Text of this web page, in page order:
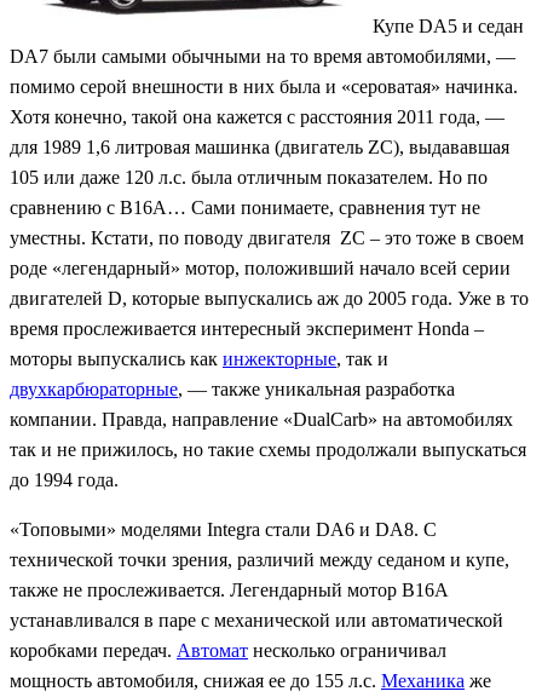
Купе DA5 и седан
DA7 были самыми обычными на то время автомобилями, —
помимо серой внешности в них была и «сероватая» начинка.
Хотя конечно, такой она кажется с расстояния 2011 года, —
для 1989 1,6 литровая машинка (двигатель ZC), выдававшая
105 или даже 120 л.с. была отличным показателем. Но по
сравнению с B16A… Сами понимаете, сравнения тут не
уместны. Кстати, по поводу двигателя ZC – это тоже в своем
роде «легендарный» мотор, положивший начало всей серии
двигателей D, которые выпускались аж до 2005 года. Уже в то
время прослеживается интересный эксперимент Honda –
моторы выпускались как инжекторные, так и
двухкарбюраторные, — также уникальная разработка
компании. Правда, направление «DualCarb» на автомобилях
так и не прижилось, но такие схемы продолжали выпускаться
до 1994 года.
«Топовыми» моделями Integra стали DA6 и DA8. C
технической точки зрения, различий между седаном и купе,
также не прослеживается. Легендарный мотор B16A
устанавливался в паре с механической или автоматической
коробками передач. Автомат несколько ограничивал
мощность автомобиля, снижая ее до 155 л.с. Механика же